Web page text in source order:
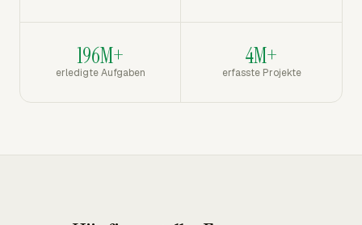
196M+
erledigte Aufgaben
4M+
erfasste Projekte